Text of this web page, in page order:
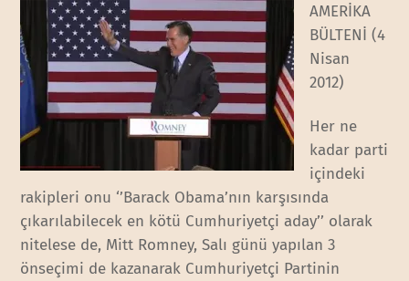
AMERİKA
BÜLTENİ (4
Nisan
2012)
Her ne
kadar parti
içindeki
rakipleri onu ‘’Barack Obama’nın karşısında
çıkarılabilecek en kötü Cumhuriyetçi aday’’ olarak
nitelese de, Mitt Romney, Salı günü yapılan 3
önseçimi de kazanarak Cumhuriyetçi Partinin